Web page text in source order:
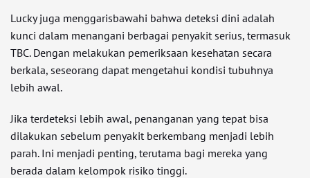
Lucky juga menggarisbawahi bahwa deteksi dini adalah
kunci dalam menangani berbagai penyakit serius, termasuk
TBC. Dengan melakukan pemeriksaan kesehatan secara
berkala, seseorang dapat mengetahui kondisi tubuhnya
lebih awal.
Jika terdeteksi lebih awal, penanganan yang tepat bisa
dilakukan sebelum penyakit berkembang menjadi lebih
parah. Ini menjadi penting, terutama bagi mereka yang
berada dalam kelompok risiko tinggi.